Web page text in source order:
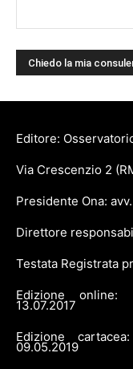
Editore:
Via Crescenzio 2
Presidente Ona:
Direttore
Testata Registrata
Edizione online:
13.07.2017
Edizione
09.05.2019